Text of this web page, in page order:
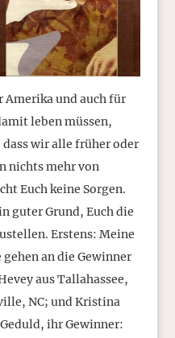
Amerika und auch für
leben müssen,
wir alle früher oder
nichts mehr von
Euch keine Sorgen.
guter Grund, Euch die
Erstens: Meine
an die Gewinner
aus Tallahassee,
NC; und Kristina
ihr Gewinner: